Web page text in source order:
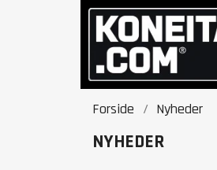
Forside Nyheder
NYHEDER